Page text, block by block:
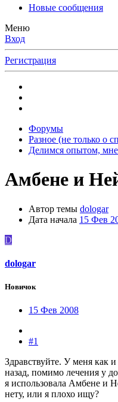
Новые сообщения
Меню
Вход
Регистрация
Форумы
Разное (не только о
Делимся опытом,
Амбене и
Автор темы dologar
Дата начала 15 Фев
D
dologar
Новичок
15 Фев 2008
#1
Здравствуйте. У меня как
назад, помимо лечения у
я использовала Амбене и
нету, или я плохо ищу?